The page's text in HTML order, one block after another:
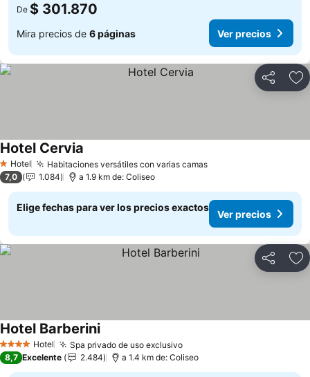
De $ 301.870
Mira precios de 6 páginas Ver precios
Compartir
1 Estrellas
Hotel Habitaciones versátiles con varias camas
Hotel Cervia
7,0 1.084 a 1.9 km de: Coliseo
Elige fechas para ver los precios exactos
Ver precios
Compartir
4 EstrellasHotel Spa privado de uso exclusivo
Hotel Barberini
8,7 Excelente 2.484 a 1.4 km de: Coliseo